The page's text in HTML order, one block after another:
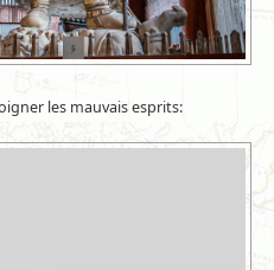
les mauvais esprits: